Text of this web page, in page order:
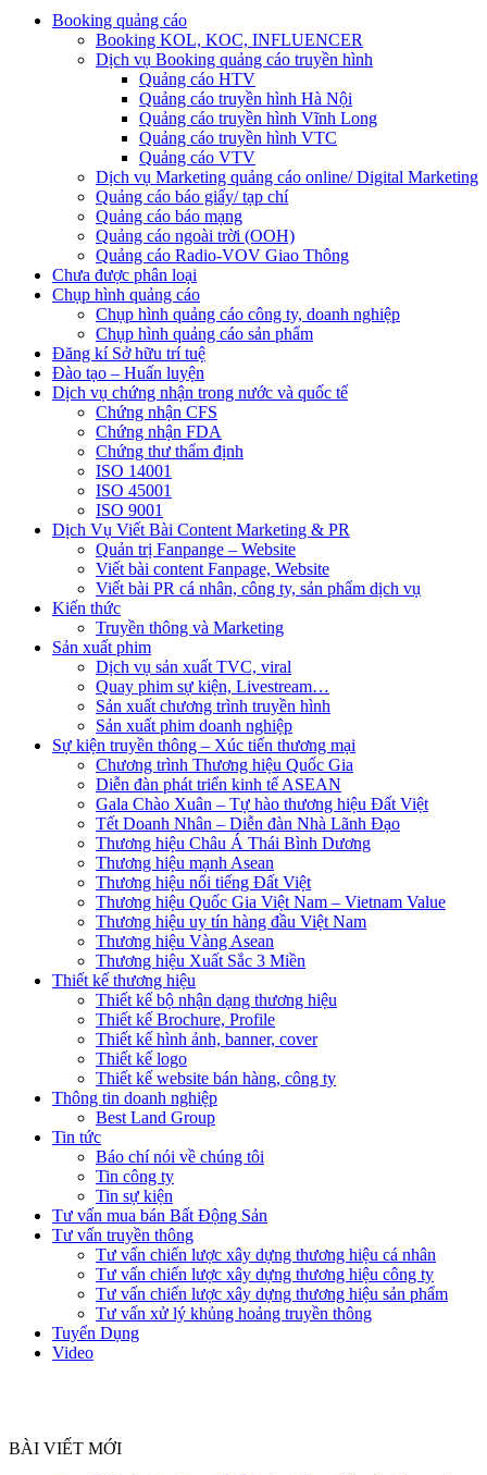
Booking quảng cáo
Booking KOL, KOC, INFLUENCER
Dịch vụ Booking quảng cáo truyền hình
Quảng cáo HTV
Quảng cáo truyền hình Hà Nội
Quảng cáo truyền hình Vĩnh Long
Quảng cáo truyền hình VTC
Quảng cáo VTV
Dịch vụ Marketing quảng cáo online/ Digital Marketing
Quảng cáo báo giấy/ tạp chí
Quảng cáo báo mạng
Quảng cáo ngoài trời (OOH)
Quảng cáo Radio-VOV Giao Thông
Chưa được phân loại
Chụp hình quảng cáo
Chụp hình quảng cáo công ty, doanh nghiệp
Chụp hình quảng cáo sản phẩm
Đăng kí Sở hữu trí tuệ
Đào tạo – Huấn luyện
Dịch vụ chứng nhận trong nước và quốc tế
Chứng nhận CFS
Chứng nhận FDA
Chứng thư thẩm định
ISO 14001
ISO 45001
ISO 9001
Dịch Vụ Viết Bài Content Marketing & PR
Quản trị Fanpange – Website
Viết bài content Fanpage, Website
Viết bài PR cá nhân, công ty, sản phẩm dịch vụ
Kiến thức
Truyền thông và Marketing
Sản xuất phim
Dịch vụ sản xuất TVC, viral
Quay phim sự kiện, Livestream…
Sản xuất chương trình truyền hình
Sản xuất phim doanh nghiệp
Sự kiện truyền thông – Xúc tiến thương mại
Chương trình Thương hiệu Quốc Gia
Diễn đàn phát triển kinh tế ASEAN
Gala Chào Xuân – Tự hào thương hiệu Đất Việt
Tết Doanh Nhân – Diễn đàn Nhà Lãnh Đạo
Thương hiệu Châu Á Thái Bình Dương
Thương hiệu mạnh Asean
Thương hiệu nổi tiếng Đất Việt
Thương hiệu Quốc Gia Việt Nam – Vietnam Value
Thương hiệu uy tín hàng đầu Việt Nam
Thương hiệu Vàng Asean
Thương hiệu Xuất Sắc 3 Miền
Thiết kế thương hiệu
Thiết kế bộ nhận dạng thương hiệu
Thiết kế Brochure, Profile
Thiết kế hình ảnh, banner, cover
Thiết kế logo
Thiết kế website bán hàng, công ty
Thông tin doanh nghiệp
Best Land Group
Tin tức
Báo chí nói về chúng tôi
Tin công ty
Tin sự kiện
Tư vấn mua bán Bất Động Sản
Tư vấn truyền thông
Tư vấn chiến lược xây dựng thương hiệu cá nhân
Tư vấn chiến lược xây dựng thương hiệu công ty
Tư vấn chiến lược xây dựng thương hiệu sản phẩm
Tư vấn xử lý khủng hoảng truyền thông
Tuyển Dụng
Video
BÀI VIẾT MỚI